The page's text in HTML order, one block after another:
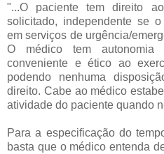
"...O paciente tem direito
solicitado, independente se
em serviços de urgência/
O médico tem
conveniente e ético ao
podendo nenhuma
direito. Cabe ao médico
atividade do paciente quando
Para a especificação do
basta que o médico entenda